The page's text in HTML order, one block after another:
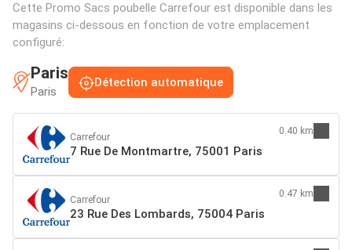
Cette Promo Sacs poubelle Carrefour est disponible dans les
magasins ci-dessous en fonction de votre emplacement
configuré:
Paris
Paris
Détection automatique
Carrefour
7 Rue De Montmartre, 75001 Paris
0.40 km
Carrefour
23 Rue Des Lombards, 75004 Paris
0.47 km